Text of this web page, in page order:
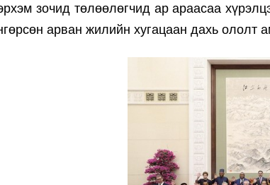
зочид төлөөлөгчид ар араасаа
арван жилийн хугацаан дахь ололт